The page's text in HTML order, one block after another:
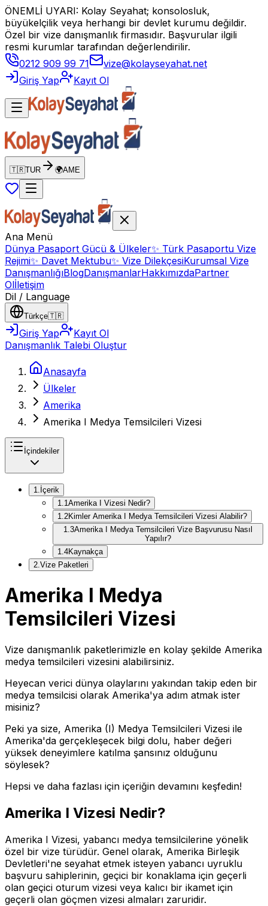
ÖNEMLİ UYARI: Kolay Seyahat; konsolosluk,
büyükelçilik veya herhangi bir devlet kurumu değildir.
Özel bir vize danışmanlık firmasıdır. Başvurular ilgili
resmi kurumlar tarafından değerlendirilir.
0212 909 99 71
vize@kolayseyahat.net
Giriş Yap
Kayıt Ol
🇹🇷TUR 🌍AME
Ana Menü
Dünya Pasaport Gücü & Ülkeler✨ Türk Pasaportu Vize
Rejimi✨ Davet Mektubu✨ Vize DilekçesiKurumsal Vize
DanışmanlığıBlogDanışmanlarHakkımızdaPartner
Olİletişim
Dil / Language
Türkçe🇹🇷
Giriş Yap
Kayıt Ol
Danışmanlık Talebi Oluştur
Anasayfa
Ülkeler
Amerika
Amerika I Medya Temsilcileri Vizesi
İçindekiler
1. İçerik
1.1Amerika I Vizesi Nedir?
1.2Kimler Amerika I Medya Temsilcileri Vizesi Alabilir?
1.3Amerika I Medya Temsilcileri Vize Başvurusu Nasıl
Yapılır?
1.4Kaynakça
2.Vize Paketleri
Amerika I Medya
Temsilcileri Vizesi
Vize danışmanlık paketlerimizle en kolay şekilde Amerika
medya temsilcileri vizesini alabilirsiniz.
Heyecan verici dünya olaylarını yakından takip eden bir
medya temsilcisi olarak Amerika'ya adım atmak ister
misiniz?
Peki ya size, Amerika (I) Medya Temsilcileri Vizesi ile
Amerika'da gerçekleşecek bilgi dolu, haber değeri
yüksek deneyimlere katılma şansınız olduğunu
söylesek?
Hepsi ve daha fazlası için içeriğin devamını keşfedin!
Amerika I Vizesi Nedir?
Amerika I Vizesi, yabancı medya temsilcilerine yönelik
özel bir vize türüdür. Genel olarak, Amerika Birleşik
Devletleri'ne seyahat etmek isteyen yabancı uyruklu
başvuru sahiplerinin, geçici bir konaklama için geçerli
olan geçici oturum vizesi veya kalıcı bir ikamet için
geçerli olan göçmen vizesi almaları zaruridir.